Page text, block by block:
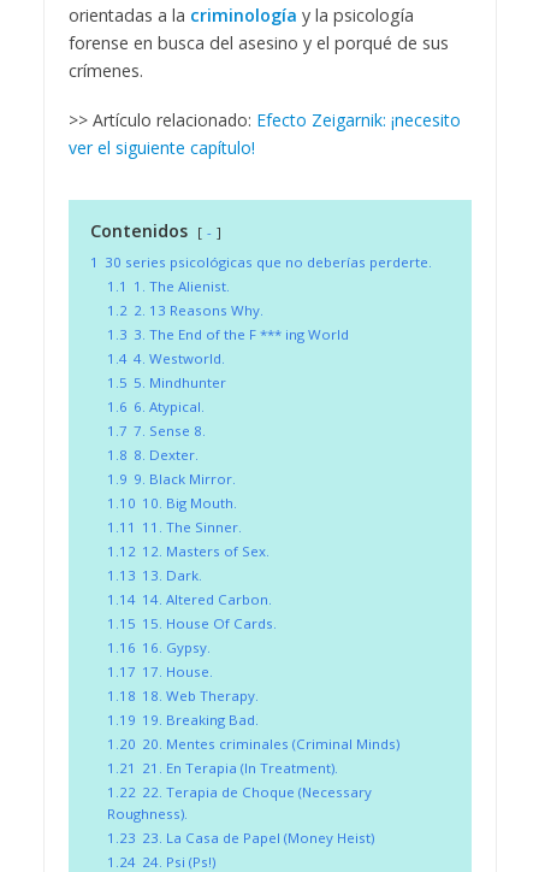
orientadas a la criminología y la psicología
forense en busca del asesino y el porqué de sus
crímenes.
>> Artículo relacionado: Efecto Zeigarnik: ¡necesito
ver el siguiente capítulo!
Contenidos
-
1 30 series psicológicas que no deberías perderte.
1.1 1. The Alienist.
1.2 2. 13 Reasons Why.
1.3 3. The End of the F *** ing World
1.4 4. Westworld.
1.5 5. Mindhunter
1.6 6. Atypical.
1.7 7. Sense 8.
1.8 8. Dexter.
1.9 9. Black Mirror.
1.10 10. Big Mouth.
1.11 11. The Sinner.
1.12 12. Masters of Sex.
1.13 13. Dark.
1.14 14. Altered Carbon.
1.15 15. House Of Cards.
1.16 16. Gypsy.
1.17 17. House.
1.18 18. Web Therapy.
1.19 19. Breaking Bad.
1.20 20. Mentes criminales (Criminal Minds)
1.21 21. En Terapia (In Treatment).
1.22 22. Terapia de Choque (Necessary
Roughness).
1.23 23. La Casa de Papel (Money Heist)
1.24 24. Psi (Ps!)